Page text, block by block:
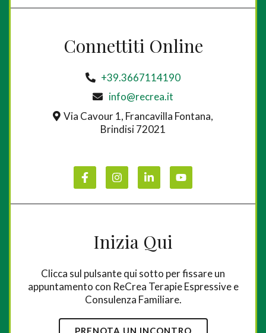
Connettiti Online
+39.3667114190
info@recrea.it
Via Cavour 1, Francavilla Fontana,
Brindisi 72021
Inizia Qui
Clicca sul pulsante qui sotto per fissare un
appuntamento con ReCrea Terapie Espressive e
Consulenza Familiare.
PRENOTA UN INCONTRO